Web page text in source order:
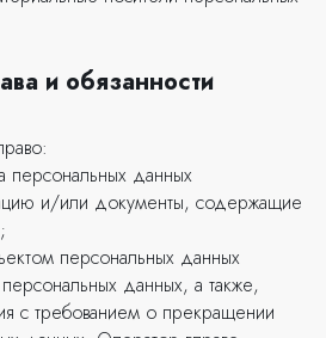
и обязанности
персональных данных
и/или документы, содержащие
персональных данных
данных, а также,
с требованием о прекращении